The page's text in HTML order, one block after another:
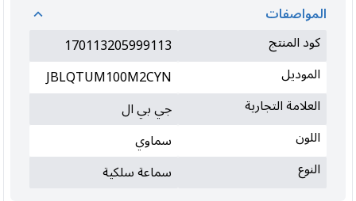
المواصفات
كود المنتج
170113205999113
الموديل
JBLQTUM100M2CYN
العلامة التجارية
جي بي ال
اللون
سماوي
النوع
سماعة سلكية